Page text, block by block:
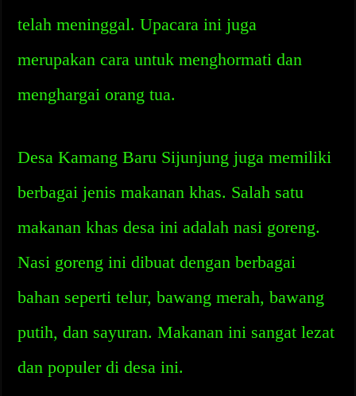
telah meninggal. Upacara ini juga
merupakan cara untuk menghormati dan
menghargai orang tua.
Desa Kamang Baru Sijunjung juga memiliki
berbagai jenis makanan khas. Salah satu
makanan khas desa ini adalah nasi goreng.
Nasi goreng ini dibuat dengan berbagai
bahan seperti telur, bawang merah, bawang
putih, dan sayuran. Makanan ini sangat lezat
dan populer di desa ini.